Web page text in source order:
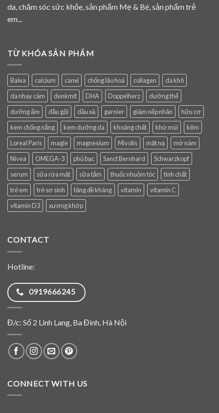
da, chăm sóc sức khỏe, sản phẩm Mẹ & Bé, sản phẩm trẻ
em...
TỪ KHÓA SẢN PHẨM
Balea calcium canxi chống lão hoá collagen
da khô
da nhạy cảm
denkmit DHA Doppelherz
dưỡng thể
dưỡng ẩm
dầu gội dầu xả garnier giảm nếp nhăn
hữu cơ
kem chống nắng
kem dưỡng da khoáng chất khử mùi
kẽm
Loreal Paris
magie magnesium Mivolis mặt nạ
mờ nám
Nivea
OMEGA-3 phủ bạc Sanct Bernhard
Schwarzkopf
serum
sữa rửa mặt sữa tắm thuốc nhuộm tóc
tinh chất
trẻ em
trẻ sơ sinh tăng đề kháng vitamin
vitamin C
vitamin D3
xương khớp
CONTACT
Hotline:
0919666245
Đ/c: Số 2 Linh Lang, Ba Đình, Hà Nội
CONNECT WITH US